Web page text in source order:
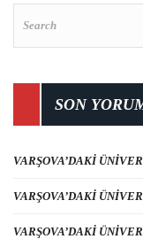
SON
VARŞOVA’DAKİ
VARŞOVA’DAKİ
VARŞOVA’DAKİ